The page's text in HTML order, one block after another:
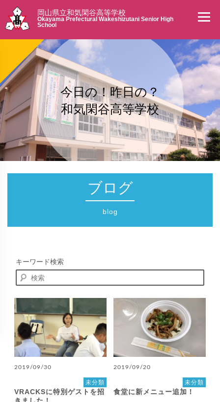
岡山県立和気閑谷高等学校
Okayama Prefectural Wakeshizutani Senior High
School
今日の！昨日の？
和気閑谷高等学校
ブログ
blog
キーワード検索
2019/09/30
未分類
VRACKSに特別ゲストを招
2019/09/20
未分類
食堂に新メニュー追加！